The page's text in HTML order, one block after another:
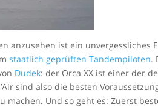
anzusehen ist ein unvergessliches
staatlich geprüften Tandempiloten.
Dudek: der Orca XX ist einer der
sind also die besten
machen. Und so geht es: Zuerst